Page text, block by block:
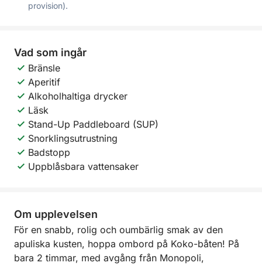
provision).
Vad som ingår
Bränsle
Aperitif
Alkoholhaltiga drycker
Läsk
Stand-Up Paddleboard (SUP)
Snorklingsutrustning
Badstopp
Uppblåsbara vattensaker
Om upplevelsen
För en snabb, rolig och oumbärlig smak av den
apuliska kusten, hoppa ombord på Koko-båten! På
bara 2 timmar, med avgång från Monopoli,